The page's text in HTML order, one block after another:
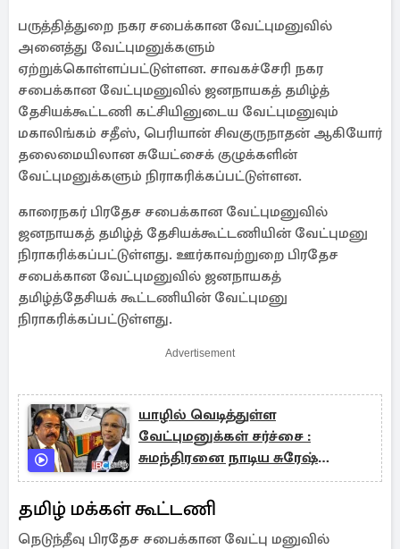
பருத்தித்துறை நகர சபைக்கான வேட்புமனுவில்
அனைத்து வேட்புமனுக்களும்
ஏற்றுக்கொள்ளப்பட்டுள்ளன. சாவகச்சேரி நகர
சபைக்கான வேட்புமனுவில் ஜனநாயகத் தமிழ்த்
தேசியக்கூட்டணி கட்சியினுடைய வேட்புமனுவும்
மகாலிங்கம் சதீஸ், பெரியான் சிவகுருநாதன் ஆகியோர்
தலைமையிலான சுயேட்சைக் குழுக்களின்
வேட்புமனுக்களும் நிராகரிக்கப்பட்டுள்ளன.
காரைநகர் பிரதேச சபைக்கான வேட்புமனுவில்
ஜனநாயகத் தமிழ்த் தேசியக்கூட்டணியின் வேட்புமனு
நிராகரிக்கப்பட்டுள்ளது. ஊர்காவற்றுறை பிரதேச
சபைக்கான வேட்புமனுவில் ஜனநாயகத்
தமிழ்த்தேசியக் கூட்டணியின் வேட்புமனு
நிராகரிக்கப்பட்டுள்ளது.
Advertisement
யாழில் வெடித்துள்ள
வேட்புமனுக்கள் சர்ச்சை :
சுமந்திரனை நாடிய சுரேஷ்
பிரேமச்சந்திரன்
தமிழ் மக்கள் கூட்டணி
நெடுந்தீவு பிரதேச சபைக்கான வேட்பு மனுவில்